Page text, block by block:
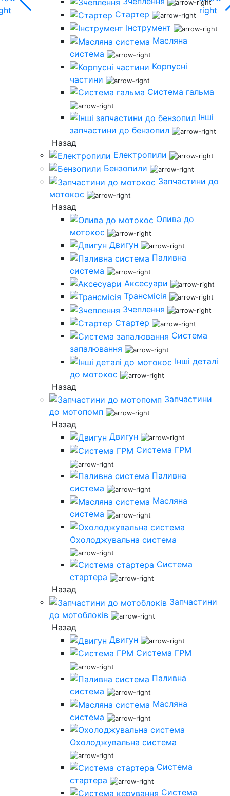
Стартер
Інструмент
Масляна
система
Корпусні
частини
Система гальма
Інші
запчастини до бензопил
Назад
Електропили
Бензопили
Запчастини до
мотокос
Назад
Олива до
мотокос
Двигун
Паливна
система
Аксесуари
Трансмісія
Зчеплення
Стартер
Система
запалювання
Інші деталі
до мотокос
Назад
Запчастини
до мотопомп
Назад
Двигун
Система ГРМ
Паливна
система
Масляна
система
Охолоджувальна система
Система
стартера
Назад
Запчастини
до мотоблоків
Назад
Двигун
Система ГРМ
Паливна
система
Масляна
система
Охолоджувальна система
Система
стартера
Система